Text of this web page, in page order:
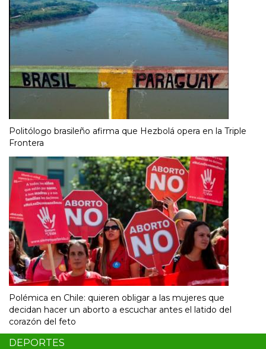
Politólogo brasileño afirma que Hezbolá opera en la Triple
Frontera
Polémica en Chile: quieren obligar a las mujeres que
decidan hacer un aborto a escuchar antes el latido del
corazón del feto
DEPORTES